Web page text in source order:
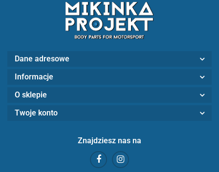
Dane adresowe
Informacje
O sklepie
Twoje konto
Znajdziesz nas na